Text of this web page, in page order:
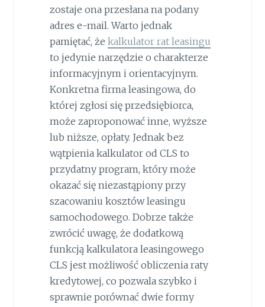
zostaje ona przesłana na podany
adres e-mail. Warto jednak
pamiętać, że kalkulator rat leasingu
to jedynie narzędzie o charakterze
informacyjnym i orientacyjnym.
Konkretna firma leasingowa, do
której zgłosi się przedsiębiorca,
może zaproponować inne, wyższe
lub niższe, opłaty. Jednak bez
wątpienia kalkulator od CLS to
przydatny program, który może
okazać się niezastąpiony przy
szacowaniu kosztów leasingu
samochodowego. Dobrze także
zwrócić uwagę, że dodatkową
funkcją kalkulatora leasingowego
CLS jest możliwość obliczenia raty
kredytowej, co pozwala szybko i
sprawnie porównać dwie formy